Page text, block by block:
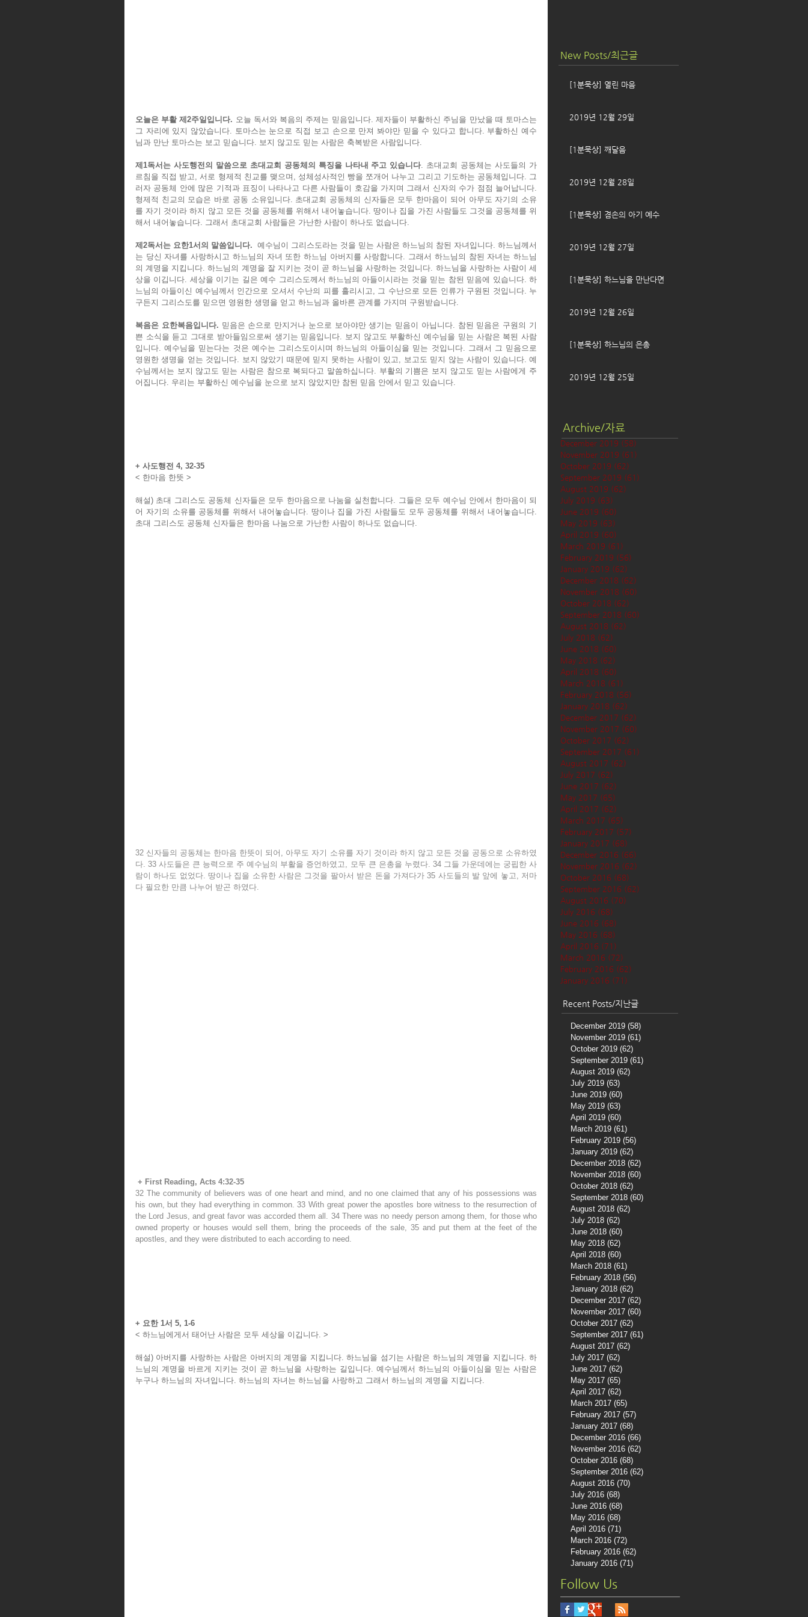
New Posts/최근글
[1분묵상] 열린 마음
2019년 12월 29일
[1분묵상] 깨달음
2019년 12월 28일
[1분묵상] 겸손의 아기 예수
2019년 12월 27일
[1분묵상] 하느님을 만난다면
2019년 12월 26일
[1분묵상] 하느님의 은총
2019년 12월 25일
Archive/자료
December 2019 (58)
November 2019 (61)
October 2019 (62)
September 2019 (61)
August 2019 (62)
July 2019 (63)
June 2019 (60)
May 2019 (63)
April 2019 (60)
March 2019 (61)
February 2019 (56)
January 2019 (62)
December 2018 (62)
November 2018 (60)
October 2018 (62)
September 2018 (60)
August 2018 (62)
July 2018 (62)
June 2018 (60)
May 2018 (62)
April 2018 (60)
March 2018 (61)
February 2018 (56)
January 2018 (62)
December 2017 (62)
November 2017 (60)
October 2017 (62)
September 2017 (61)
August 2017 (62)
July 2017 (62)
June 2017 (62)
May 2017 (65)
April 2017 (62)
March 2017 (65)
February 2017 (57)
January 2017 (68)
December 2016 (66)
November 2016 (62)
October 2016 (68)
September 2016 (62)
August 2016 (70)
July 2016 (68)
June 2016 (68)
May 2016 (68)
April 2016 (71)
March 2016 (72)
February 2016 (62)
January 2016 (71)
Recent Posts/지난글
December 2019 (58)
November 2019 (61)
October 2019 (62)
September 2019 (61)
August 2019 (62)
July 2019 (63)
June 2019 (60)
May 2019 (63)
April 2019 (60)
March 2019 (61)
February 2019 (56)
January 2019 (62)
December 2018 (62)
November 2018 (60)
October 2018 (62)
September 2018 (60)
August 2018 (62)
July 2018 (62)
June 2018 (60)
May 2018 (62)
April 2018 (60)
March 2018 (61)
February 2018 (56)
January 2018 (62)
December 2017 (62)
November 2017 (60)
October 2017 (62)
September 2017 (61)
August 2017 (62)
July 2017 (62)
June 2017 (62)
May 2017 (65)
April 2017 (62)
March 2017 (65)
February 2017 (57)
January 2017 (68)
December 2016 (66)
November 2016 (62)
October 2016 (68)
September 2016 (62)
August 2016 (70)
July 2016 (68)
June 2016 (68)
May 2016 (68)
April 2016 (71)
March 2016 (72)
February 2016 (62)
January 2016 (71)
Follow Us
오늘은 부활 제2주일입니다. 오늘 독서와 복음의 주제는 믿음입니다. 제자들이 부활하신 주님을 만났을 때 토마스는
그 자리에 있지 않았습니다. 토마스는 눈으로 직접 보고 손으로 만져 봐야만 믿을 수 있다고 합니다. 부활하신 예수
님과 만난 토마스는 보고 믿습니다. 보지 않고도 믿는 사람은 축복받은 사람입니다.
제1독서는 사도행전의 말씀으로 초대교회 공동체의 특징을 나타내 주고 있습니다. 초대교회 공동체는 사도들의 가
르침을 직접 받고, 서로 형제적 친교를 맺으며, 성체성사적인 빵을 쪼개어 나누고 그리고 기도하는 공동체입니다. 그
러자 공동체 안에 많은 기적과 표징이 나타나고 다른 사람들이 호감을 가지며 그래서 신자의 수가 점점 늘어납니다.
형제적 친교의 모습은 바로 공동 소유입니다. 초대교회 공동체의 신자들은 모두 한마음이 되어 아무도 자기의 소유
를 자기 것이라 하지 않고 모든 것을 공동체를 위해서 내어놓습니다. 땅이나 집을 가진 사람들도 그것을 공동체를 위
해서 내어놓습니다. 그래서 초대교회 사람들은 가난한 사람이 하나도 없습니다.
제2독서는 요한1서의 말씀입니다. 예수님이 그리스도라는 것을 믿는 사람은 하느님의 참된 자녀입니다. 하느님께서
는 당신 자녀를 사랑하시고 하느님의 자녀 또한 하느님 아버지를 사랑합니다. 그래서 하느님의 참된 자녀는 하느님
의 계명을 지킵니다. 하느님의 계명을 잘 지키는 것이 곧 하느님을 사랑하는 것입니다. 하느님을 사랑하는 사람이 세
상을 이깁니다. 세상을 이기는 길은 예수 그리스도께서 하느님의 아들이시라는 것을 믿는 참된 믿음에 있습니다. 하
느님의 아들이신 예수님께서 인간으로 오셔서 수난의 피를 흘리시고, 그 수난으로 모든 인류가 구원된 것입니다. 누
구든지 그리스도를 믿으면 영원한 생명을 얻고 하느님과 올바른 관계를 가지며 구원받습니다.
복음은 요한복음입니다. 믿음은 손으로 만지거나 눈으로 보아야만 생기는 믿음이 아닙니다. 참된 믿음은 구원의 기
쁜 소식을 듣고 그대로 받아들임으로써 생기는 믿음입니다. 보지 않고도 부활하신 예수님을 믿는 사람은 복된 사람
입니다. 예수님을 믿는다는 것은 예수는 그리스도이시며 하느님의 아들이심을 믿는 것입니다. 그래서 그 믿음으로
영원한 생명을 얻는 것입니다. 보지 않았기 때문에 믿지 못하는 사람이 있고, 보고도 믿지 않는 사람이 있습니다. 예
수님께서는 보지 않고도 믿는 사람은 참으로 복되다고 말씀하십니다. 부활의 기쁨은 보지 않고도 믿는 사람에게 주
어집니다. 우리는 부활하신 예수님을 눈으로 보지 않았지만 참된 믿음 안에서 믿고 있습니다.
+ 사도행전 4, 32-35
< 한마음 한뜻 >
해설) 초대 그리스도 공동체 신자들은 모두 한마음으로 나눔을 실천합니다. 그들은 모두 예수님 안에서 한마음이 되
어 자기의 소유를 공동체를 위해서 내어놓습니다. 땅이나 집을 가진 사람들도 모두 공동체를 위해서 내어놓습니다.
초대 그리스도 공동체 신자들은 한마음 나눔으로 가난한 사람이 하나도 없습니다.
32 신자들의 공동체는 한마음 한뜻이 되어, 아무도 자기 소유를 자기 것이라 하지 않고 모든 것을 공동으로 소유하였
다. 33 사도들은 큰 능력으로 주 예수님의 부활을 증언하였고, 모두 큰 은총을 누렸다. 34 그들 가운데에는 궁핍한 사
람이 하나도 없었다. 땅이나 집을 소유한 사람은 그것을 팔아서 받은 돈을 가져다가 35 사도들의 발 앞에 놓고, 저마
다 필요한 만큼 나누어 받곤 하였다.
+ First Reading, Acts 4:32-35
32 The community of believers was of one heart and mind, and no one claimed that any of his possessions was
his own, but they had everything in common. 33 With great power the apostles bore witness to the resurrection of
the Lord Jesus, and great favor was accorded them all. 34 There was no needy person among them, for those who
owned property or houses would sell them, bring the proceeds of the sale, 35 and put them at the feet of the
apostles, and they were distributed to each according to need.
+ 요한 1서 5, 1-6
< 하느님에게서 태어난 사람은 모두 세상을 이깁니다. >
해설) 아버지를 사랑하는 사람은 아버지의 계명을 지킵니다. 하느님을 섬기는 사람은 하느님의 계명을 지킵니다. 하
느님의 계명을 바르게 지키는 것이 곧 하느님을 사랑하는 길입니다. 예수님께서 하느님의 아들이심을 믿는 사람은
누구나 하느님의 자녀입니다. 하느님의 자녀는 하느님을 사랑하고 그래서 하느님의 계명을 지킵니다.